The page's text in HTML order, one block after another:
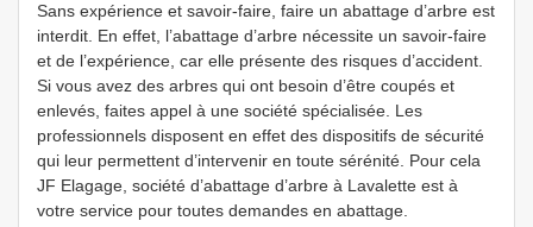
Sans expérience et savoir-faire, faire un abattage d’arbre est
interdit. En effet, l’abattage d’arbre nécessite un savoir-faire
et de l’expérience, car elle présente des risques d’accident.
Si vous avez des arbres qui ont besoin d’être coupés et
enlevés, faites appel à une société spécialisée. Les
professionnels disposent en effet des dispositifs de sécurité
qui leur permettent d’intervenir en toute sérénité. Pour cela
JF Elagage, société d’abattage d’arbre à Lavalette est à
votre service pour toutes demandes en abattage.